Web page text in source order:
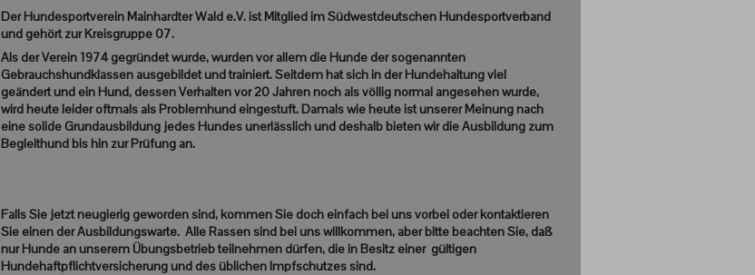
Der Hundesportverein Mainhardter Wald e.V. ist Mitglied im Südwestdeutschen Hundesportverband
und gehört zur Kreisgruppe 07.
Als der Verein 1974 gegründet wurde, wurden vor allem die Hunde der sogenannten
Gebrauchshundklassen ausgebildet und trainiert. Seitdem hat sich in der Hundehaltung viel
geändert und ein Hund, dessen Verhalten vor 20 Jahren noch als völlig normal angesehen wurde,
wird heute leider oftmals als Problemhund eingestuft. Damals wie heute ist unserer Meinung nach
eine solide Grundausbildung jedes Hundes unerlässlich und deshalb bieten wir die Ausbildung zum
Begleithund bis hin zur Prüfung an.
Falls Sie jetzt neugierig geworden sind, kommen Sie doch einfach bei uns vorbei oder kontaktieren
Sie einen der Ausbildungswarte. Alle Rassen sind bei uns willkommen, aber bitte beachten Sie, daß
nur Hunde an unserem Übungsbetrieb teilnehmen dürfen, die in Besitz einer gültigen
Hundehaftpflichtversicherung und des üblichen Impfschutzes sind.